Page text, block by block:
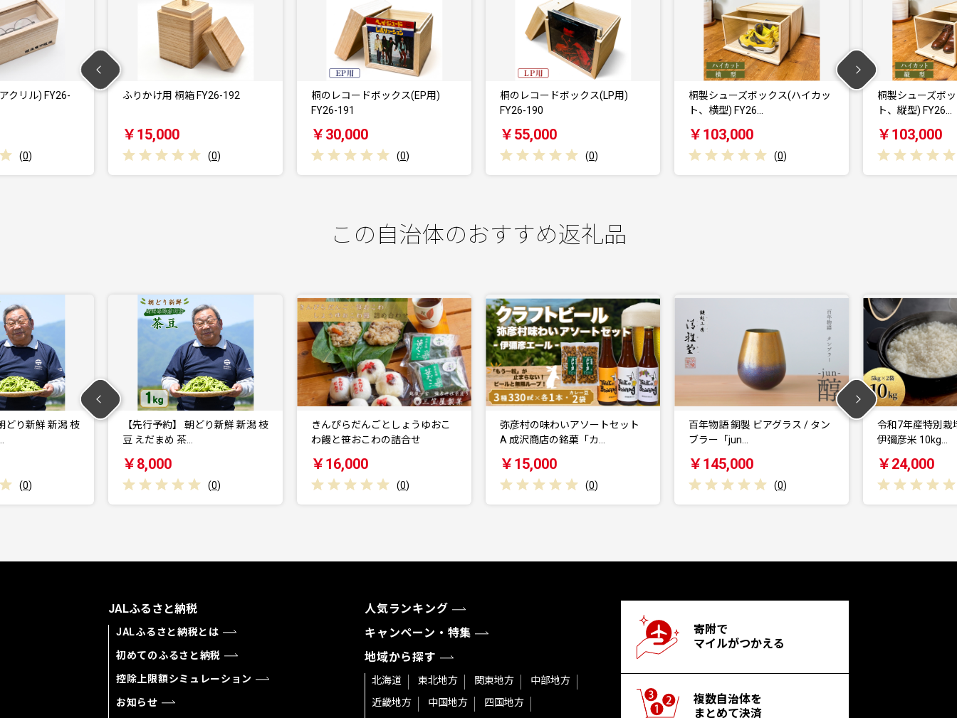
FY26-192
(0)
桐のレコードボックス(EP用)
￥30,000
(0)
桐のレコードボックス(LP用)
FY26-190
￥55,000
(0)
桐製シューズボックス(ハイカッ
ト、横型) FY26…
￥103,000
(0)
桐製シューズボックス(ハイカッ
ト、縦型) FY26…
￥103,000
(0)
桐製シューズボ
ト、横型) FY26…
￥88,000
この自治体のおすすめ返礼品
どり新鮮 新潟 枝
(0
きんぴらだんごとしょうゆおこ
わ饅と笹おこわの詰合せ
￥16,000
(0
弥彦村の味わいアソートセット
A 成沢商店の銘菓「カ…
￥15,000
(0
百年物語 銅製 ビアグラス / タン
ブラー「jun…
￥145,000
(0
令和7年産特別栽培米コシヒカリ
伊彌彦米 10kg…
￥24,000
(0
そらとなでしこ
ンク)セット 日
￥20,000
JALふるさと納税
JALふるさと納税とは
初めてのふるさと納税
控除上限額シミュレーション
お知らせ
人気ランキング
キャンペーン・特集
地域から探す
北海道 東北地方 関東地方
中部地方
近畿地方
中国地方 四国地方
寄附で
マイルがつかえる
複数自治体を
まとめて決済